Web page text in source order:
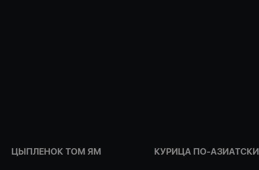
ЦЫПЛЕНОК ТОМ ЯМ КУРИЦА ПО-АЗИАТСКИ